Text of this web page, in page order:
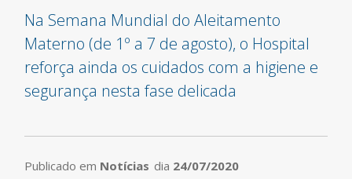
Na Semana Mundial do Aleitamento
Materno (de 1º a 7 de agosto), o Hospital
reforça ainda os cuidados com a higiene e
segurança nesta fase delicada
Publicado em Notícias dia 24/07/2020